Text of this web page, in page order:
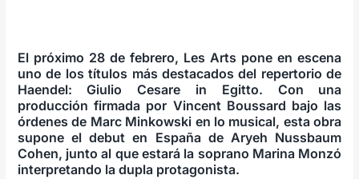
El próximo 28 de febrero, Les Arts pone en escena
uno de los títulos más destacados del repertorio de
Haendel: Giulio Cesare in Egitto. Con una
producción firmada por Vincent Boussard bajo las
órdenes de Marc Minkowski en lo musical, esta obra
supone el debut en España de Aryeh Nussbaum
Cohen, junto al que estará la soprano Marina Monzó
interpretando la dupla protagonista.